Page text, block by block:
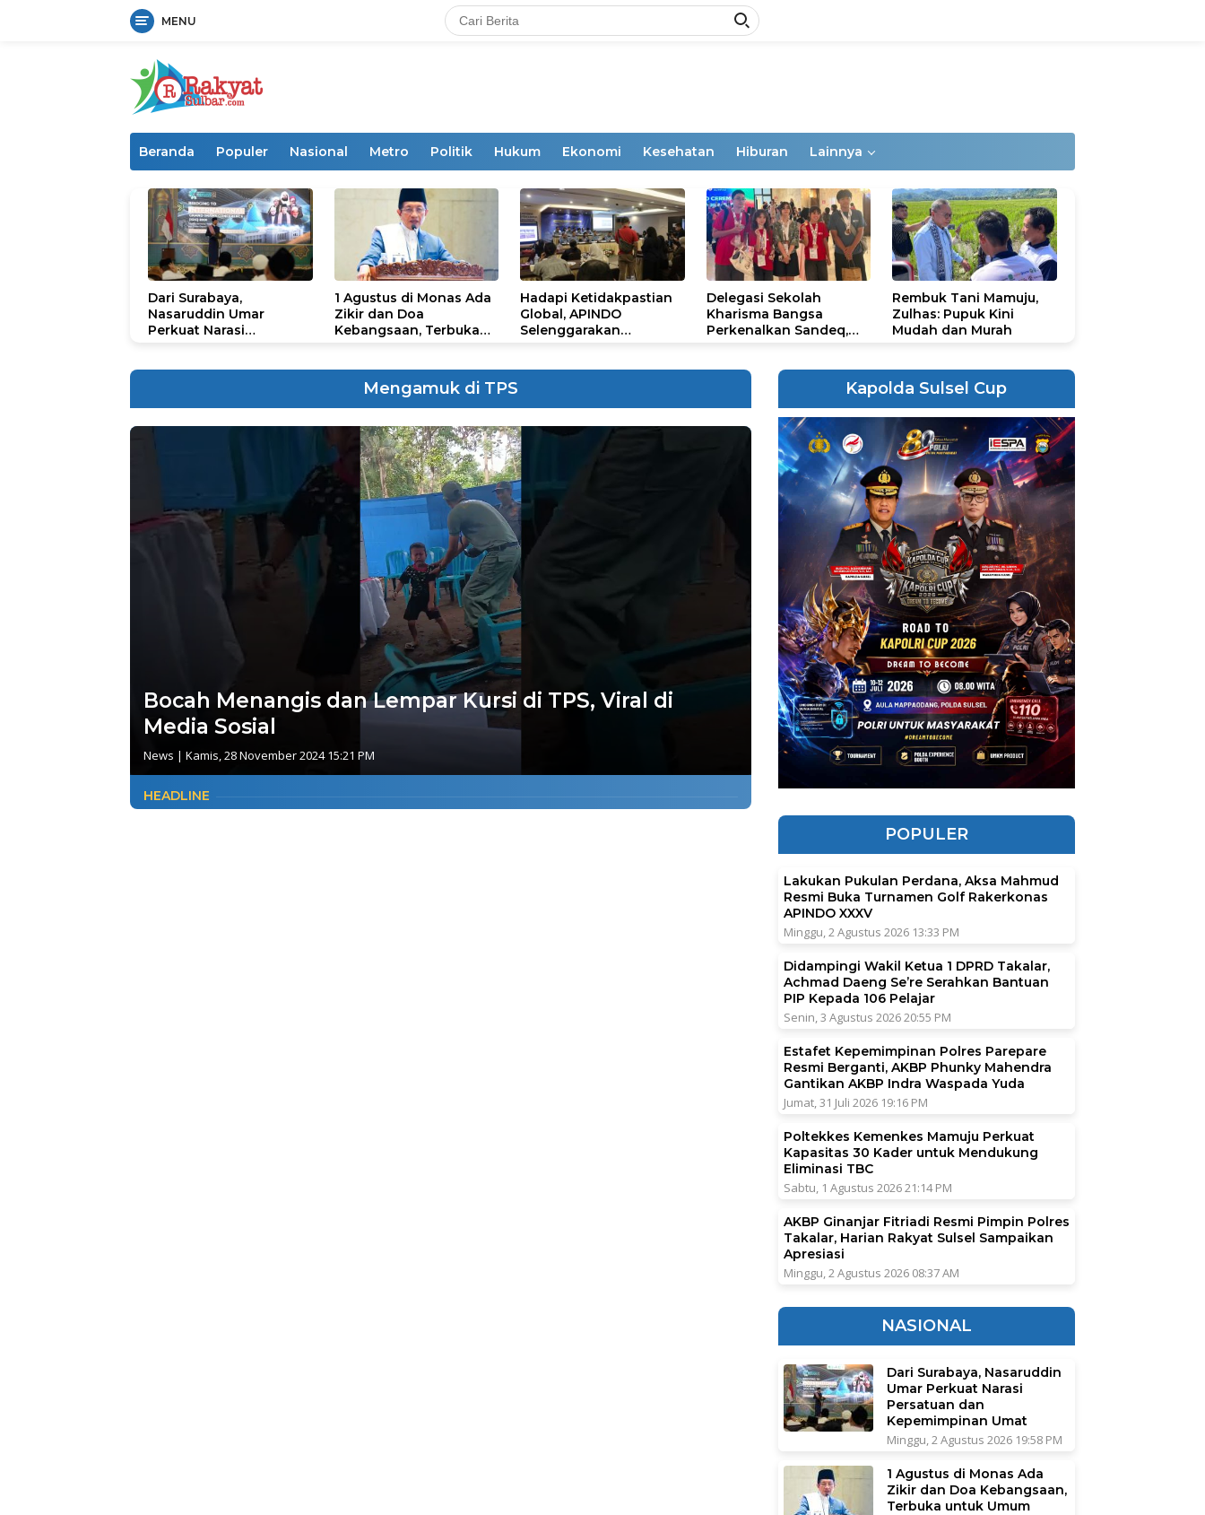
MENU
Beranda Populer Nasional Metro Politik Hukum Ekonomi Kesehatan Hiburan Lainnya
Dari Surabaya,
Nasaruddin Umar
Perkuat Narasi
1 Agustus di Monas Ada
Zikir dan Doa
Kebangsaan, Terbuka
Hadapi Ketidakpastian
Global, APINDO
Selenggarakan
Delegasi Sekolah
Kharisma Bangsa
Perkenalkan Sandeq,
STEAM Olympiad 2026
Rembuk Tani Mamuju,
Zulhas: Pupuk Kini
Mudah dan Murah
Mengamuk di TPS
Bocah Menangis dan Lempar Kursi di TPS, Viral di
Media Sosial
News | Kamis, 28 November 2024 15:21 PM
HEADLINE
Kapolda Sulsel Cup
POPULER
Lakukan Pukulan Perdana, Aksa Mahmud
Resmi Buka Turnamen Golf Rakerkonas
APINDO XXXV
Minggu, 2 Agustus 2026 13:33 PM
Didampingi Wakil Ketua 1 DPRD Takalar,
Achmad Daeng Se’re Serahkan Bantuan
PIP Kepada 106 Pelajar
Senin, 3 Agustus 2026 20:55 PM
Estafet Kepemimpinan Polres Parepare
Resmi Berganti, AKBP Phunky Mahendra
Gantikan AKBP Indra Waspada Yuda
Jumat, 31 Juli 2026 19:16 PM
Poltekkes Kemenkes Mamuju Perkuat
Kapasitas 30 Kader untuk Mendukung
Eliminasi TBC
Sabtu, 1 Agustus 2026 21:14 PM
AKBP Ginanjar Fitriadi Resmi Pimpin Polres
Takalar, Harian Rakyat Sulsel Sampaikan
Apresiasi
Minggu, 2 Agustus 2026 08:37 AM
NASIONAL
Dari Surabaya, Nasaruddin
Umar Perkuat Narasi
Persatuan dan
Kepemimpinan Umat
Minggu, 2 Agustus 2026 19:58 PM
1 Agustus di Monas Ada
Zikir dan Doa Kebangsaan,
Terbuka untuk Umum